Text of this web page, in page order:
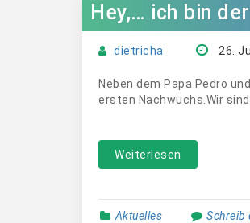
Hey,… ich bin
dietricha 26.
Neben dem Papa Pedro
ersten Nachwuchs.Wir sind
Weiterlesen
Aktuelles Schreib